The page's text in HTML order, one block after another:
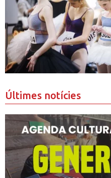
Últimes notícies